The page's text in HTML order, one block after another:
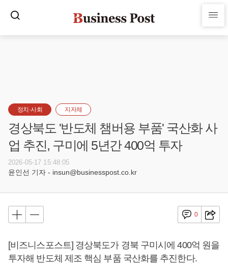
정치·사회 지자체
경상북도 '반도체 챔버용 부품' 국산화 사
업 추진, 구미에 5년간 400억 투자
2026-05-17 15:48:05
윤인선 기자 - insun@businesspost.co.kr
0
[비즈니스포스트] 경상북도가 경북 구미시에 400억 원을
투자해 반도체 제조 핵심 부품 국산화를 추진한다.